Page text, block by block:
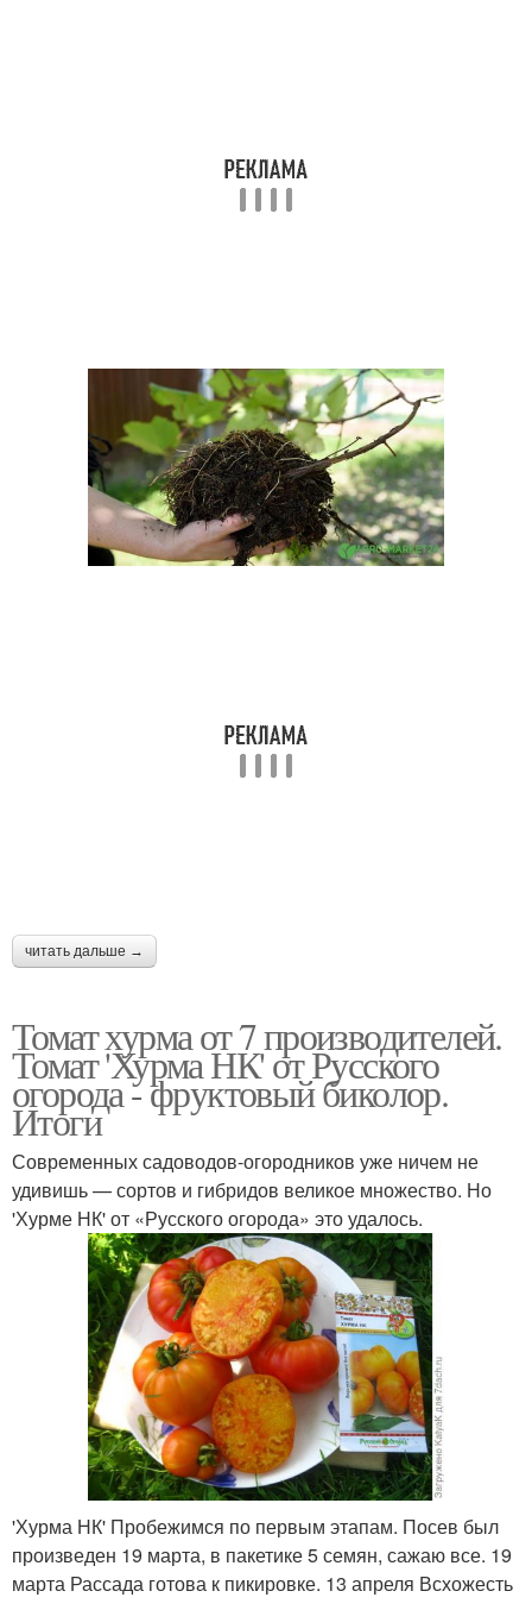
Почва для пикировки
Почвы под картофель
Почвы для осенней
посадки
Почвы под посадку Почвы для клубники
читать дальше →
Томат хурма от 7 производителей.
Томат 'Хурма НК' от Русского
огорода - фруктовый биколор.
Итоги
Современных садоводов-огородников уже ничем не
удивишь — сортов и гибридов великое множество. Но
'Хурме НК' от «Русского огорода» это удалось.
'Хурма НК' Пробежимся по первым этапам. Посев был
произведен 19 марта, в пакетике 5 семян, сажаю все. 19
марта Рассада готова к пикировке. 13 апреля Всхожесть